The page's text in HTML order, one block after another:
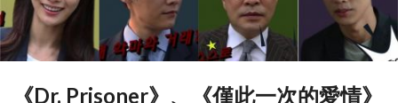
《Dr. Prisoner》、《僅此一次的愛情》